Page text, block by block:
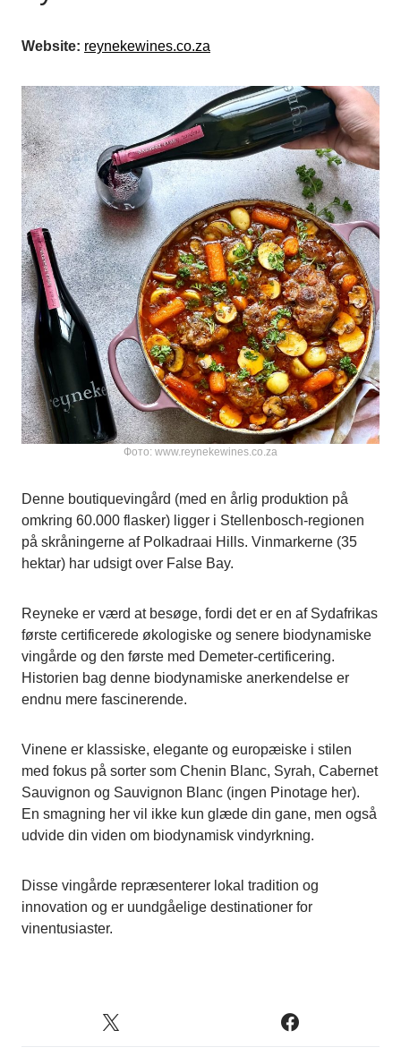
Website: reynekewines.co.za
Фото: www.reynekewines.co.za
Denne boutiquevingård (med en årlig produktion på
omkring 60.000 flasker) ligger i Stellenbosch-regionen
på skråningerne af Polkadraai Hills. Vinmarkerne (35
hektar) har udsigt over False Bay.
Reyneke er værd at besøge, fordi det er en af Sydafrikas
første certificerede økologiske og senere biodynamiske
vingårde og den første med Demeter-certificering.
Historien bag denne biodynamiske anerkendelse er
endnu mere fascinerende.
Vinene er klassiske, elegante og europæiske i stilen
med fokus på sorter som Chenin Blanc, Syrah, Cabernet
Sauvignon og Sauvignon Blanc (ingen Pinotage her).
En smagning her vil ikke kun glæde din gane, men også
udvide din viden om biodynamisk vindyrkning.
Disse vingårde repræsenterer lokal tradition og
innovation og er uundgåelige destinationer for
vinentusiaster.